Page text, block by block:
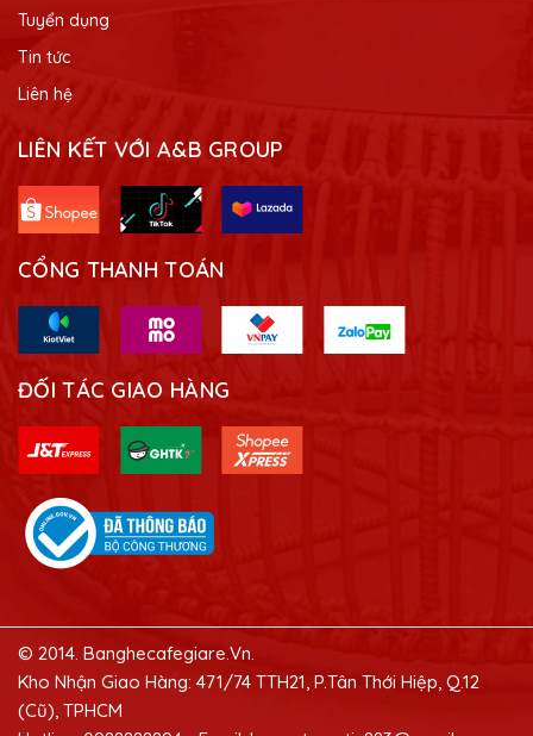
Tuyển dụng
Tin tức
Liên hệ
LIÊN KẾT VỚI A&B GROUP
CỔNG THANH TOÁN
ĐỐI TÁC GIAO HÀNG
© 2014. Banghecafegiare.Vn.
Kho Nhận Giao Hàng: 471/74 TTH21, P.Tân Thới Hiệp, Q.12
(Cũ), TPHCM